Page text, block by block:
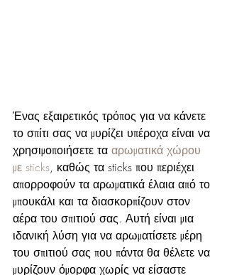
Ένας εξαιρετικός τρόπος για να κάνετε
το σπίτι σας να μυρίζει υπέροχα είναι να
χρησιμοποιήσετε τα αρωματικά χώρου
με sticks, καθώς τα sticks που περιέχει
απορροφούν τα αρωματικά έλαια από το
μπουκάλι και τα διασκορπίζουν στον
αέρα του σπιτιού σας. Αυτή είναι μια
ιδανική λύση για να αρωματίσετε μέρη
του σπιτιού σας που πάντα θα θέλετε να
μυρίζουν όμορφα χωρίς να είσαστε